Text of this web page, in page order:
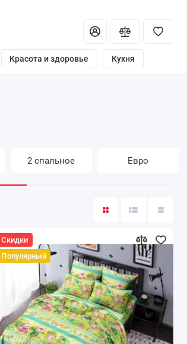
Красота и здоровье Кухня
2 спальное Евро
Скидки
Популярный